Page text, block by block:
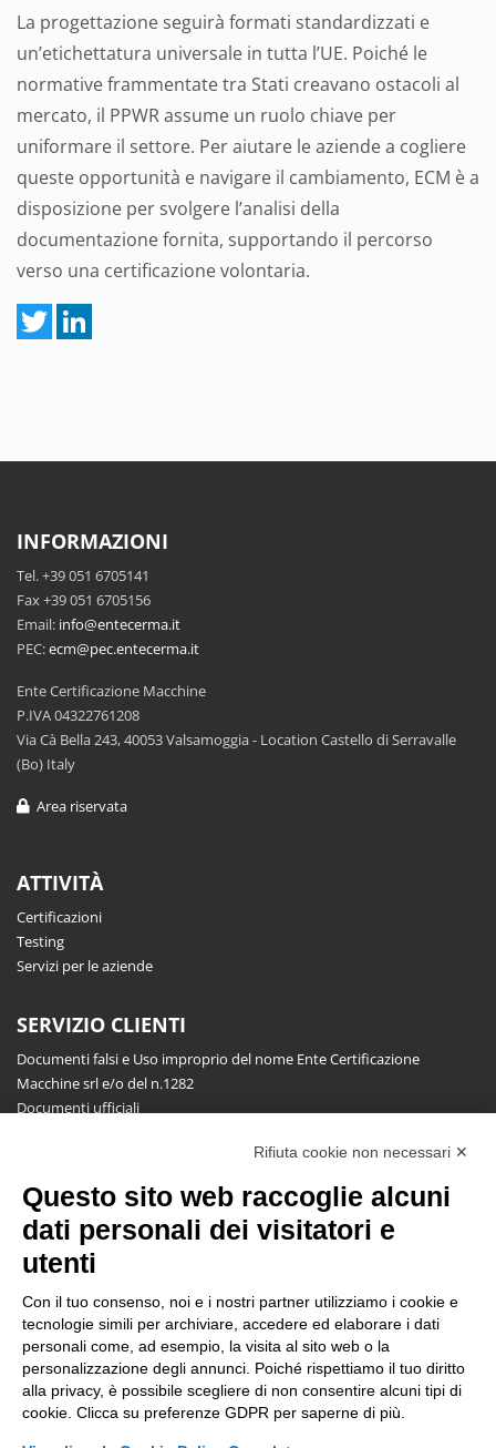
La progettazione seguirà formati standardizzati e
un’etichettatura universale in tutta l’UE. Poiché le
normative frammentate tra Stati creavano ostacoli al
mercato, il PPWR assume un ruolo chiave per
uniformare il settore. Per aiutare le aziende a cogliere
queste opportunità e navigare il cambiamento, ECM è a
disposizione per svolgere l’analisi della
documentazione fornita, supportando il percorso
verso una certificazione volontaria.
INFORMAZIONI
Tel. +39 051 6705141
Fax +39 051 6705156
Email: info@entecerma.it
PEC:ecm@pec.entecerma.it
Ente Certificazione Macchine
P.IVA 04322761208
Via Cà Bella 243, 40053 Valsamoggia - Location Castello di Serravalle
(Bo) Italy
Area riservata
ATTIVITÀ
Certificazioni
Testing
Servizi per le aziende
SERVIZIO CLIENTI
Documenti falsi e Uso improprio del nome Ente Certificazione
Macchine srl e/o del n.1282
Documenti ufficiali
NEWSLETTER
Resta aggiornato gratuitamente su tutte le novità.
Cliccando su Iscriviti dichiari di aver letto e accettato l'Informativa
Rifiuta cookie non necessari ✕
Questo sito web raccoglie alcuni
dati personali dei visitatori e
utenti
Con il tuo consenso, noi e i nostri partner utilizziamo i cookie e
tecnologie simili per archiviare, accedere ed elaborare i dati
personali come, ad esempio, la visita al sito web o la
personalizzazione degli annunci. Poiché rispettiamo il tuo diritto
alla privacy, è possibile scegliere di non consentire alcuni tipi di
cookie. Clicca su preferenze GDPR per saperne di più.